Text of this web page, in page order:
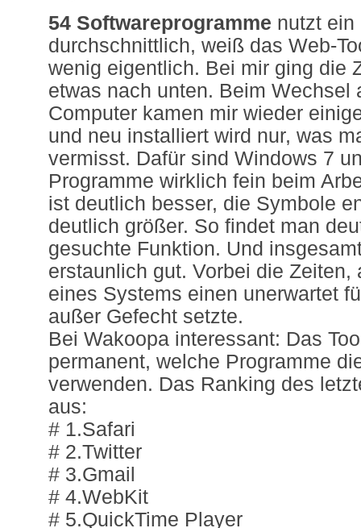
54 Softwareprogramme nutzt ein
durchschnittlich, weiß das Web-
wenig eigentlich. Bei mir ging die
etwas nach unten. Beim Wechsel
Computer kamen mir wieder
und neu installiert wird nur, was
vermisst. Dafür sind Windows 7
Programme wirklich fein beim
ist deutlich besser, die Symbole
deutlich größer. So findet man
gesuchte Funktion. Und
erstaunlich gut. Vorbei die Zeiten,
eines Systems einen unerwartet
außer Gefecht setzte.
Bei Wakoopa interessant: Das
permanent, welche Programme
verwenden. Das Ranking des
aus:
# 1.Safari
# 2.Twitter
# 3.Gmail
# 4.WebKit
# 5.QuickTime Player